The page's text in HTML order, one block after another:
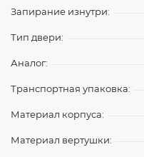
Запирание изнутри:
Тип двери:
Аналог:
Транспортная упаковка:
Материал корпуса:
Материал вертушки: